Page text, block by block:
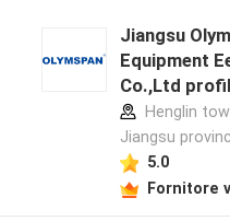
Jiangsu
Equipment
Co.,Ltd
produttore
Henglin
Jiangsu
5.0
Fornitore